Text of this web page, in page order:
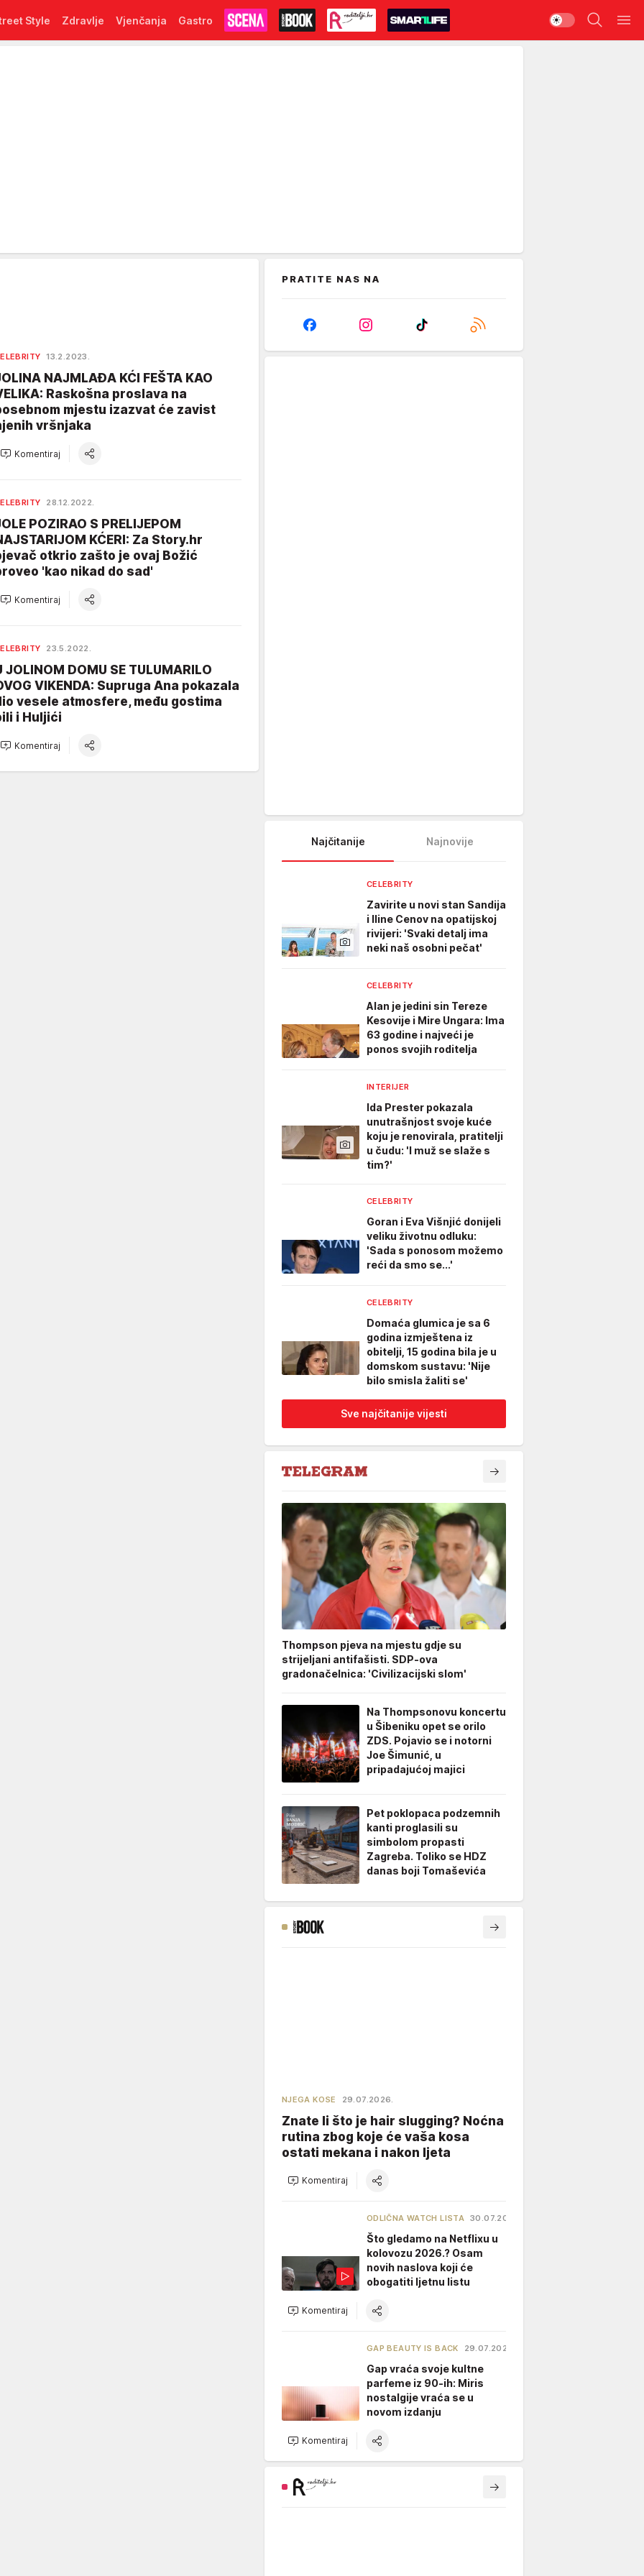
Style Zdravlje Vjenčanja Gastro
13.2.2023.
NAJMLAĐA KĆI FEŠTA KAO
Raskošna proslava na
mjestu izazvat će zavist
vršnjaka
Komentiraj
28.12.2022.
POZIRAO S PRELIJEPOM
KĆERI: Za Story.hr
otkrio zašto je ovaj Božić
'kao nikad do sad'
Komentiraj
23.5.2022.
JOLINOM DOMU SE TULUMARILO
VIKENDA: Supruga Ana pokazala
vesele atmosfere, među gostima
i Huljići
Komentiraj
PRATITE NAS NA
Najčitanije Najnovije
CELEBRITY
Zavirite u novi stan Sandija
i Iline Cenov na opatijskoj
rivijeri: 'Svaki detalj ima
neki naš osobni pečat'
CELEBRITY
Alan je jedini sin Tereze
Kesovije i Mire Ungara: Ima
63 godine i najveći je
ponos svojih roditelja
INTERIJER
Ida Prester pokazala
unutrašnjost svoje kuće
koju je renovirala, pratitelji
u čudu: 'I muž se slaže s
tim?'
CELEBRITY
Goran i Eva Višnjić donijeli
veliku životnu odluku:
'Sada s ponosom možemo
reći da smo se...'
CELEBRITY
Domaća glumica je sa 6
godina izmještena iz
obitelji, 15 godina bila je u
domskom sustavu: 'Nije
bilo smisla žaliti se'
Sve najčitanije vijesti
Thompson pjeva na mjestu gdje su
strijeljani antifašisti. SDP-ova
gradonačelnica: 'Civilizacijski slom'
Na Thompsonovu koncertu
u Šibeniku opet se orilo
ZDS. Pojavio se i notorni
Joe Šimunić, u
pripadajućoj majici
Pet poklopaca podzemnih
kanti proglasili su
simbolom propasti
Zagreba. Toliko se HDZ
danas boji Tomaševića
NJEGA KOSE 29.07.2026.
Znate li što je hair slugging? Noćna
rutina zbog koje će vaša kosa
ostati mekana i nakon ljeta
Komentiraj
ODLIČNA WATCH LISTA 30.07.2026.
Što gledamo na Netflixu u
kolovozu 2026.? Osam
novih naslova koji će
obogatiti ljetnu listu
Komentiraj
GAP BEAUTY IS BACK 29.07.2026.
Gap vraća svoje kultne
parfeme iz 90-ih: Miris
nostalgije vraća se u
novom izdanju
Komentiraj